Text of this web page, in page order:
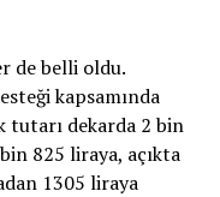
de belli oldu.
kapsamında
tutarı dekarda 2 bin
825 liraya, açıkta
1305 liraya